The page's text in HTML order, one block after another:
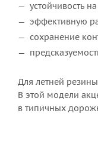
устойчивость
эффективную
сохранение
Для летней
В этой модели
в типичных